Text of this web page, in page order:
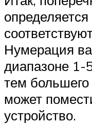
Нумерация
диапазоне
тем большего
может
устройство.